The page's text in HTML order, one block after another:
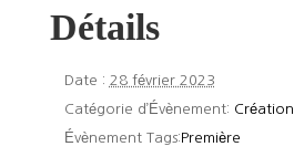
Détails
Date : 28 février 2023
Catégorie d’Évènement: Création
Évènement Tags:Première